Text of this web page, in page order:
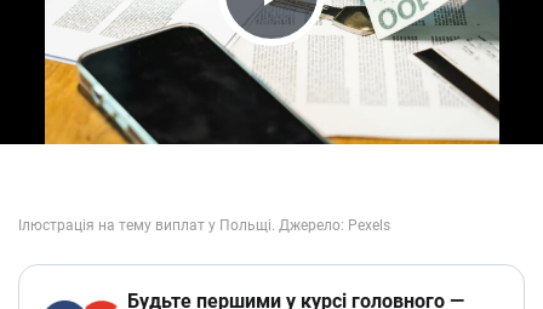
Play Video
Будьте першими у курсі головного —